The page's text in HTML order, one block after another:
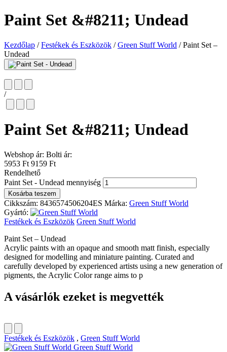
Paint Set &#8211; Undead
Kezdőlap / Festékek és Eszközök / Green Stuff World /Paint Set –
Undead
/
Paint Set &#8211; Undead
Webshop ár: Bolti ár:
5953 Ft 9159 Ft
Rendelhető
Paint Set - Undead mennyiség
Kosárba teszem
Cikkszám: 8436574506204ES Márka: Green Stuff World
Gyártó:
Festékek és Eszközök Green Stuff World
Paint Set – Undead
Acrylic paints with an opaque and smooth matt finish, especially
designed for modelling and miniature painting. Curated and
carefully developed by experienced artists using a new generation of
pigments, the Acrylic Color range aims to p
A vásárlók ezeket is megvették
Festékek és Eszközök , Green Stuff World
Green Stuff World